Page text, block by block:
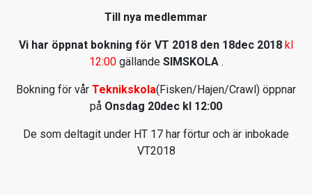
Till nya medlemmar
Vi har öppnat bokning för VT 2018 den 18dec 2018 kl
12:00 gällande SIMSKOLA.
Bokning för vår Teknikskola(Fisken/Hajen/Crawl) öppnar
på Onsdag 20dec kl 12:00
De som deltagit under HT 17 har förtur och är inbokade
VT2018